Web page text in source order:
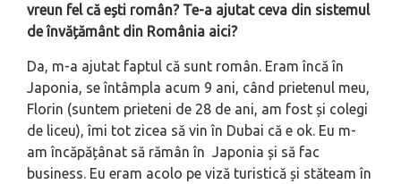
vreun fel că ești român? Te-a ajutat ceva din sistemul
de învățământ din România aici?
Da, m-a ajutat faptul că sunt român. Eram încă în
Japonia, se întâmpla acum 9 ani, când prietenul meu,
Florin (suntem prieteni de 28 de ani, am fost și colegi
de liceu), îmi tot zicea să vin în Dubai că e ok. Eu m-
am încăpățânat să rămân în Japonia și să fac
business. Eu eram acolo pe viză turistică și stăteam în